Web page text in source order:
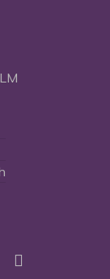
instagram
spotify